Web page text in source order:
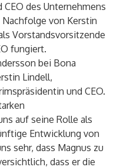
des Unternehmens
von Kerstin
Vorstandsvorsitzende
fungiert.
bei Bona
Lindell,
und CEO.
auf seine Rolle als
Entwicklung von
sehr, dass Magnus zu
dass er die